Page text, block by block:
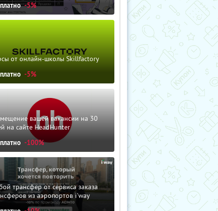
-5%
от онлайн-школы Skillfactory
-5%
вашей вакансии на 30
на сайте HeadHunter
-100%
трансфер от сервиса заказа
из аэропортов i'way